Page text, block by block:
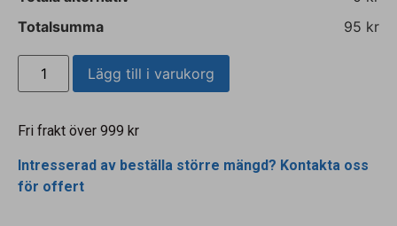
Totalsumma
95 kr
Lägg till i varukorg
Fri frakt över 999 kr
Intresserad av beställa större mängd? Kontakta oss
för offert